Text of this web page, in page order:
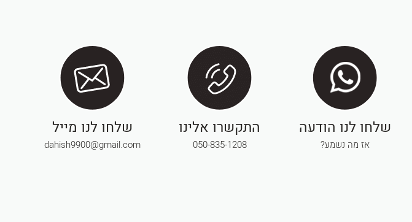
שלחו לנו הודעה
אז מה נשמע?
התקשרו אלינו
050-835-1208
שלחו לנו מייל
dahish9900@gmail.com